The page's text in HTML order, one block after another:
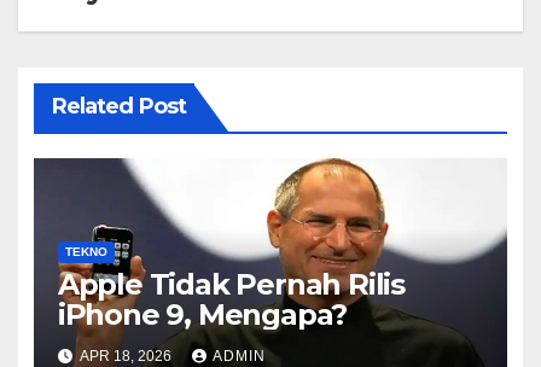
Related Post
TEKNO
Apple Tidak Pernah Rilis
iPhone 9, Mengapa?
APR 18, 2026 ADMIN